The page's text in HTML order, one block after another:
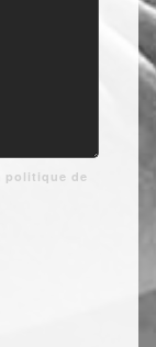
politique de